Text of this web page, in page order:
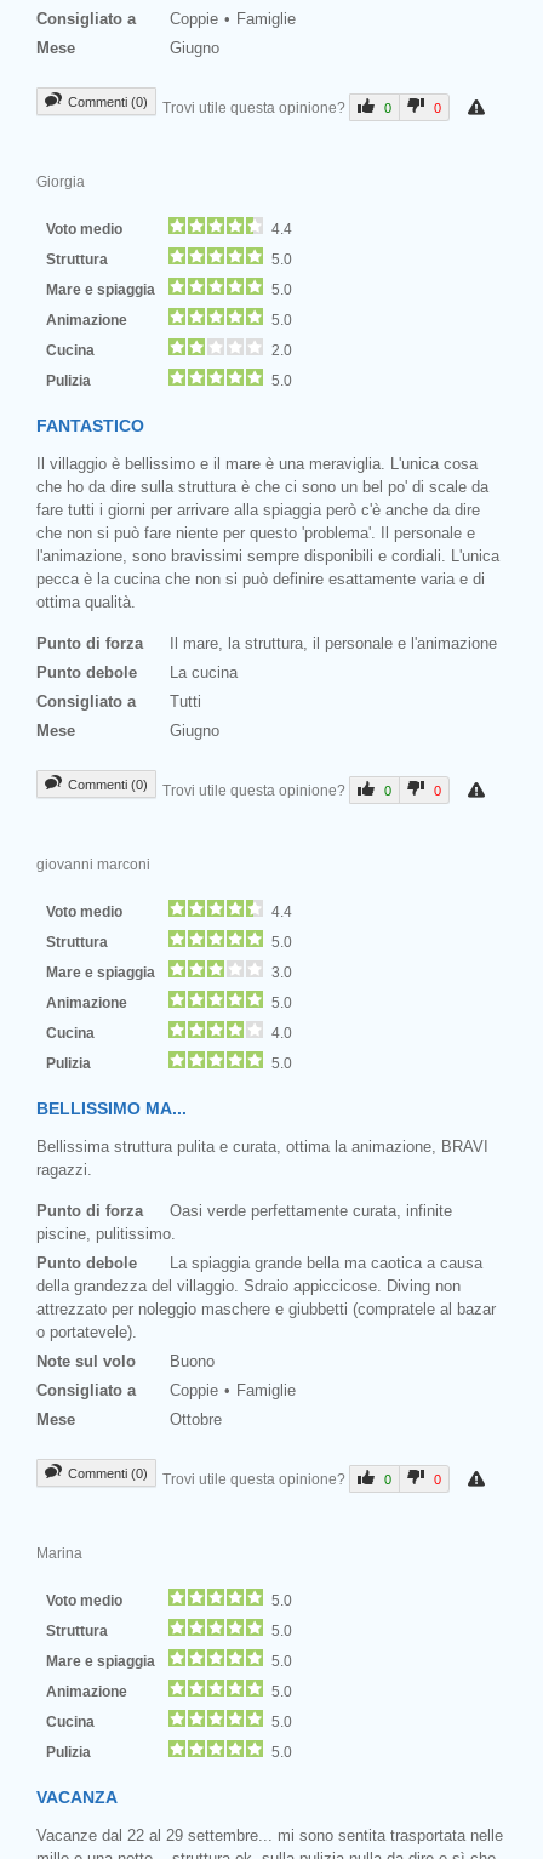
Consigliato a Coppie
Famiglie
Mese
Giugno
Commenti (0) Trovi utile questa opinione? 0 0
Giorgia
Voto medio
4.4
Struttura
5.0
Mare e spiaggia
5.0
Animazione
5.0
Cucina
2.0
Pulizia
5.0
FANTASTICO
Il villaggio è bellissimo e il mare è una meraviglia. L'unica cosa
che ho da dire sulla struttura è che ci sono un bel po' di scale da
fare tutti i giorni per arrivare alla spiaggia però c'è anche da dire
che non si può fare niente per questo 'problema'. Il personale e
l'animazione, sono bravissimi sempre disponibili e cordiali. L'unica
pecca è la cucina che non si può definire esattamente varia e di
ottima qualità.
Punto di forza
Il mare, la struttura, il personale e l'animazione
Punto debole
La cucina
Consigliato a
Tutti
Mese
Giugno
Commenti (0) Trovi utile questa opinione? 0 0
giovanni marconi
Voto medio
4.4
Struttura
5.0
Mare e spiaggia
3.0
Animazione
5.0
Cucina
4.0
Pulizia
5.0
BELLISSIMO MA...
Bellissima struttura pulita e curata, ottima la animazione, BRAVI
ragazzi.
Punto di forza
Oasi verde perfettamente curata, infinite
piscine, pulitissimo.
Punto debole
La spiaggia grande bella ma caotica a causa
della grandezza del villaggio. Sdraio appiccicose. Diving non
attrezzato per noleggio maschere e giubbetti (compratele al bazar
o portatevele).
Note sul volo
Buono
Consigliato a
Coppie
Famiglie
Mese
Ottobre
Commenti (0) Trovi utile questa opinione? 0 0
Marina
Voto medio
5.0
Struttura
5.0
Mare e spiaggia
5.0
Animazione
5.0
Cucina
5.0
Pulizia
5.0
VACANZA
Vacanze dal 22 al 29 settembre... mi sono sentita trasportata nelle